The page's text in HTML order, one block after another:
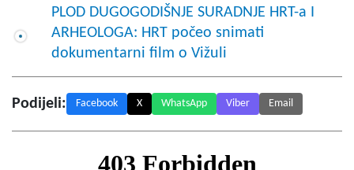
PLOD DUGOGODIŠNJE SURADNJE HRT-a I
ARHEOLOGA: HRT počeo snimati
dokumentarni film o Vižuli
Podijeli: Facebook X WhatsApp Viber Email